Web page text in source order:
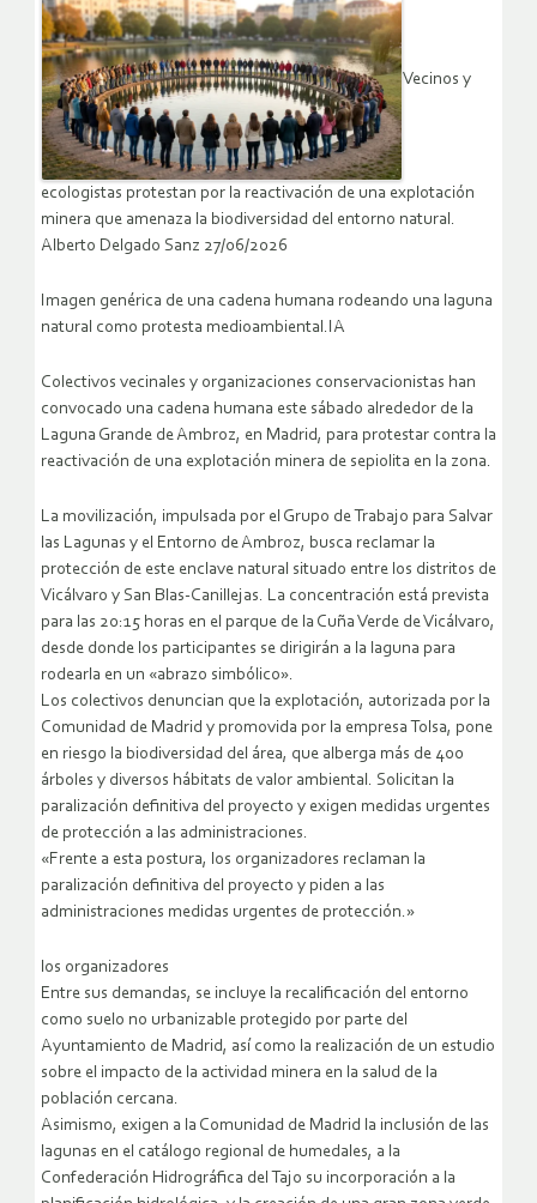
Vecinos y
ecologistas protestan por la reactivación de una explotación
minera que amenaza la biodiversidad del entorno natural.
Alberto Delgado Sanz 27/06/2026
Imagen genérica de una cadena humana rodeando una laguna
natural como protesta medioambiental.IA
Colectivos vecinales y organizaciones conservacionistas han
convocado una cadena humana este sábado alrededor de la
Laguna Grande de Ambroz, en Madrid, para protestar contra la
reactivación de una explotación minera de sepiolita en la zona.
La movilización, impulsada por el Grupo de Trabajo para Salvar
las Lagunas y el Entorno de Ambroz, busca reclamar la
protección de este enclave natural situado entre los distritos de
Vicálvaro y San Blas-Canillejas. La concentración está prevista
para las 20:15 horas en el parque de la Cuña Verde de Vicálvaro,
desde donde los participantes se dirigirán a la laguna para
rodearla en un «abrazo simbólico».
Los colectivos denuncian que la explotación, autorizada por la
Comunidad de Madrid y promovida por la empresa Tolsa, pone
en riesgo la biodiversidad del área, que alberga más de 400
árboles y diversos hábitats de valor ambiental. Solicitan la
paralización definitiva del proyecto y exigen medidas urgentes
de protección a las administraciones.
«Frente a esta postura, los organizadores reclaman la
paralización definitiva del proyecto y piden a las
administraciones medidas urgentes de protección.»
los organizadores
Entre sus demandas, se incluye la recalificación del entorno
como suelo no urbanizable protegido por parte del
Ayuntamiento de Madrid, así como la realización de un estudio
sobre el impacto de la actividad minera en la salud de la
población cercana.
Asimismo, exigen a la Comunidad de Madrid la inclusión de las
lagunas en el catálogo regional de humedales, a la
Confederación Hidrográfica del Tajo su incorporación a la